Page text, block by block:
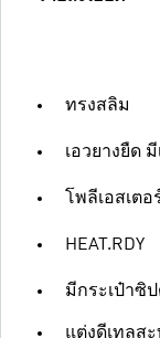
ทรงสลิม
เอวยางยืด
โพลีเอสเตอ
HEAT.RDY
มีกระเป๋าซิ
แต่งดีเทลส